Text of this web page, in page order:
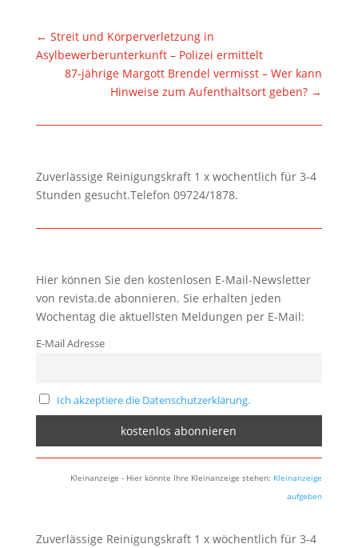
← Streit und Körperverletzung in
Asylbewerberunterkunft – Polizei ermittelt
87-jährige Margott Brendel vermisst – Wer kann
Hinweise zum Aufenthaltsort geben? →
Zuverlässige Reinigungskraft 1 x wöchentlich für 3-4
Stunden gesucht.Telefon 09724/1878.
Hier können Sie den kostenlosen E-Mail-Newsletter
von revista.de abonnieren. Sie erhalten jeden
Wochentag die aktuellsten Meldungen per E-Mail:
E-Mail Adresse
Ich akzeptiere die Datenschutzerklärung.
Kleinanzeige - Hier könnte Ihre Kleinanzeige stehen: Kleinanzeige
aufgeben
Zuverlässige Reinigungskraft 1 x wöchentlich für 3-4